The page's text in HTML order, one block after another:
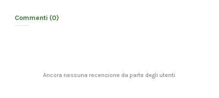
Commenti (0)
Ancora nessuna recensione da parte degli utenti.